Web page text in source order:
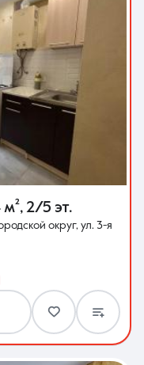
м², 2/5 эт.
округ, ул. 3-я